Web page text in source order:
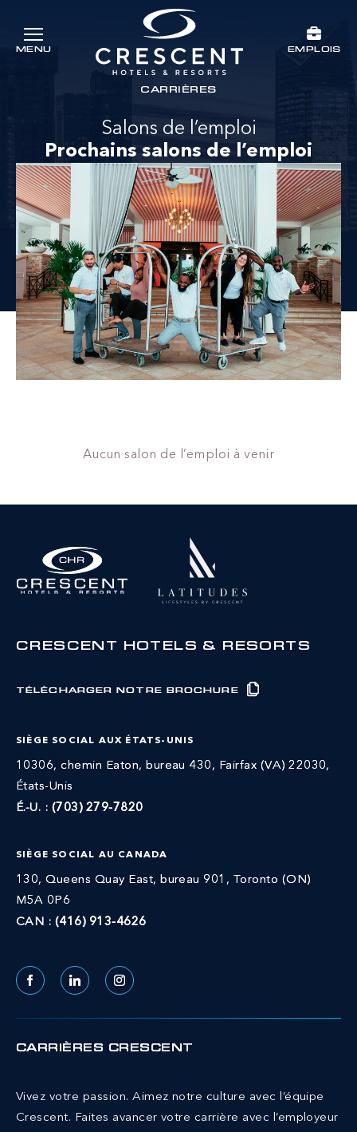
Passer au contenu principal
MENU
Crescent Hotels & Resorts
EMPLOIS
CARRIÈRES
Salons de l’emploi
Prochains salons de l’emploi
Aucun salon de l’emploi à venir
CRESCENT HOTELS & RESORTS
TÉLÉCHARGER NOTRE BROCHURE
SIÈGE SOCIAL AUX ÉTATS-UNIS
10306, chemin Eaton, bureau 430, Fairfax (VA) 22030,
États-Unis
É.-U. : (703) 279-7820
SIÈGE SOCIAL AU CANADA
130, Queens Quay East, bureau 901, Toronto (ON)
M5A 0P6
CAN : (416) 913-4626
FacebookLinkedIn Instagram
CARRIÈRES CRESCENT
Vivez votre passion. Aimez notre culture avec l’équipe
Crescent. Faites avancer votre carrière avec l’employeur